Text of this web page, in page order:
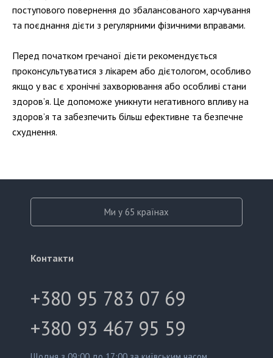
поступового повернення до збалансованого харчування
та поєднання дієти з регулярними фізичними вправами.
Перед початком гречаної дієти рекомендується
проконсультуватися з лікарем або дієтологом, особливо
якщо у вас є хронічні захворювання або особливі стани
здоров’я. Це допоможе уникнути негативного впливу на
здоров’я та забезпечить більш ефективне та безпечне
схуднення.
Ми у 65 країнах
Контакти
+380 95 783 07 69
+380 93 467 95 59